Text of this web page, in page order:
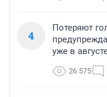
4
Потеряют
уже в
26 575